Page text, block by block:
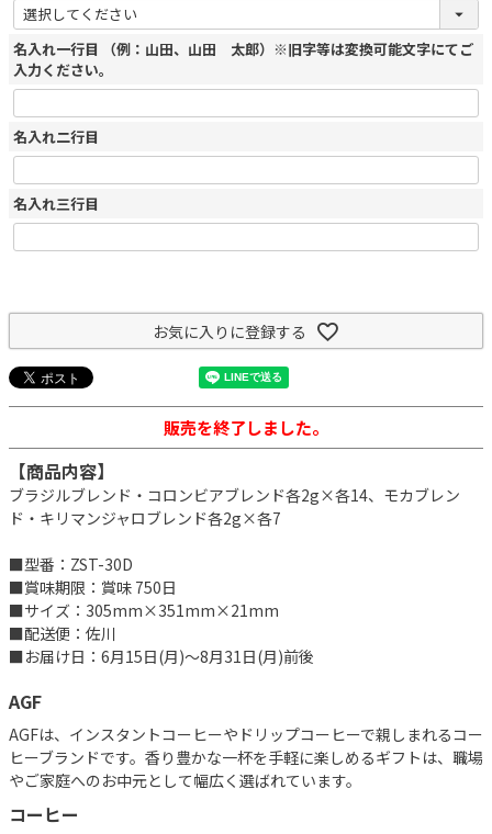
名入れ一行目 （例：山田、山田 太郎）※旧字等は変換可能文字にてご
入力ください。
名入れ二行目
名入れ三行目
お気に入りに登録する
販売を終了しました。
【商品内容】
ブラジルブレンド・コロンビアブレンド各2g×各14、モカブレン
ド・キリマンジャロブレンド各2g×各7
■型番：ZST-30D
■賞味期限：賞味 750日
■サイズ：305mm×351mm×21mm
■配送便：佐川
■お届け日：6月15日(月)～8月31日(月)前後
AGF
AGFは、インスタントコーヒーやドリップコーヒーで親しまれるコー
ヒーブランドです。香り豊かな一杯を手軽に楽しめるギフトは、職場
やご家庭へのお中元として幅広く選ばれています。
コーヒー